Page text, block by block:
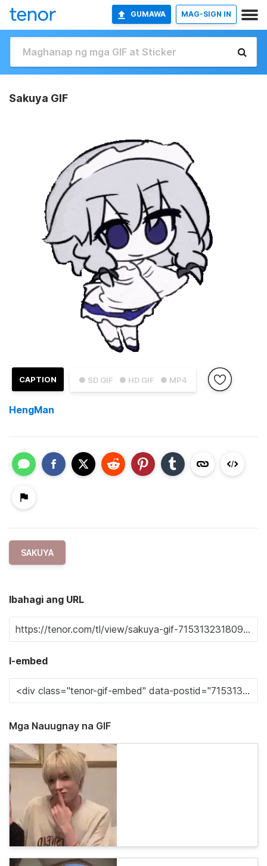
GUMAWA MAG-SIGN IN
Sakuya GIF
● SD GIF ● HD GIF ● MP4
CAPTION
HengMan
SAKUYA
Ibahagi ang URL
I-embed
Mga Nauugnay na GIF